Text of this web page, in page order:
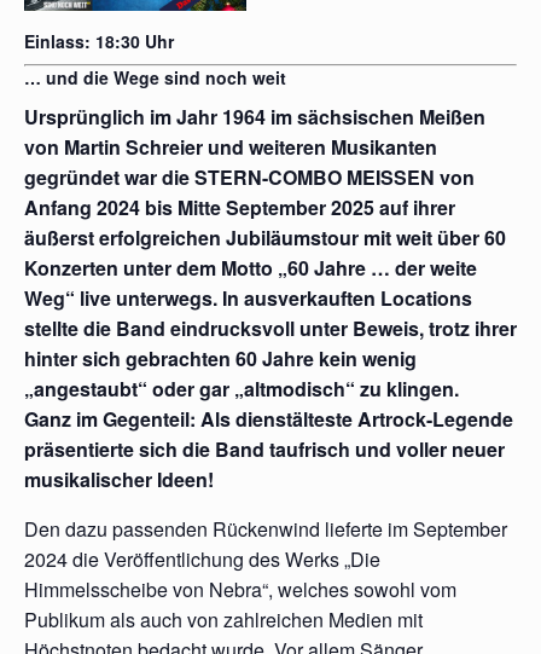
Einlass: 18:30 Uhr
… und die Wege sind noch weit
Ursprünglich im Jahr 1964 im sächsischen Meißen
von Martin Schreier und weiteren Musikanten
gegründet war die STERN-COMBO MEISSEN von
Anfang 2024 bis Mitte September 2025 auf ihrer
äußerst erfolgreichen Jubiläumstour mit weit über 60
Konzerten unter dem Motto „60 Jahre … der weite
Weg“ live unterwegs. In ausverkauften Locations
stellte die Band eindrucksvoll unter Beweis, trotz ihrer
hinter sich gebrachten 60 Jahre kein wenig
„angestaubt“ oder gar „altmodisch“ zu klingen.
Ganz im Gegenteil: Als dienstälteste Artrock-Legende
präsentierte sich die Band taufrisch und voller neuer
musikalischer Ideen!
Den dazu passenden Rückenwind lieferte im September
2024 die Veröffentlichung des Werks „Die
Himmelsscheibe von Nebra“, welches sowohl vom
Publikum als auch von zahlreichen Medien mit